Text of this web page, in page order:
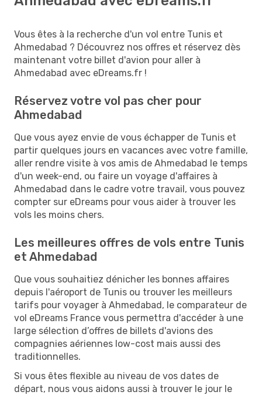
Vous êtes à la recherche d'un vol entre Tunis et
Ahmedabad ? Découvrez nos offres et réservez dès
maintenant votre billet d'avion pour aller à
Ahmedabad avec eDreams.fr !
Réservez votre vol pas cher pour
Ahmedabad
Que vous ayez envie de vous échapper de Tunis et
partir quelques jours en vacances avec votre famille,
aller rendre visite à vos amis de Ahmedabad le temps
d'un week-end, ou faire un voyage d'affaires à
Ahmedabad dans le cadre votre travail, vous pouvez
compter sur eDreams pour vous aider à trouver les
vols les moins chers.
Les meilleures offres de vols entre Tunis
et Ahmedabad
Que vous souhaitiez dénicher les bonnes affaires
depuis l'aéroport de Tunis ou trouver les meilleurs
tarifs pour voyager à Ahmedabad, le comparateur de
vol eDreams France vous permettra d'accéder à une
large sélection d’offres de billets d'avions des
compagnies aériennes low-cost mais aussi des
traditionnelles.
Si vous êtes flexible au niveau de vos dates de
départ, nous vous aidons aussi à trouver le jour le